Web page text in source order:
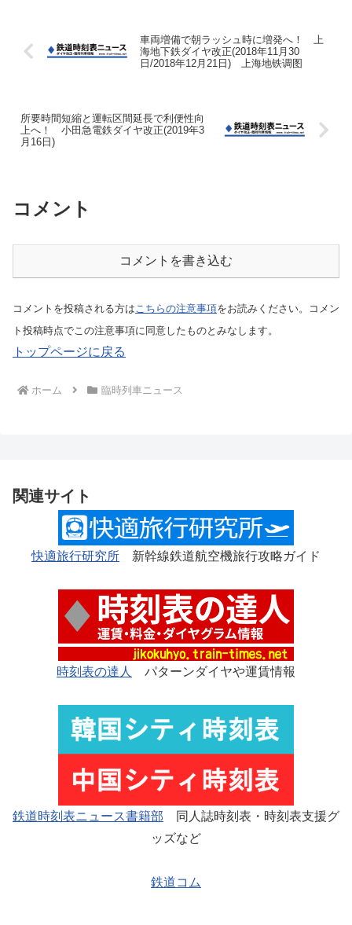
車両増備で朝ラッシュ時に増発へ！ 上
海地下鉄ダイヤ改正(2018年11月30
日/2018年12月21日) 上海地铁调图
所要時間短縮と運転区間延長で利便性向
上へ！ 小田急電鉄ダイヤ改正(2019年3
月16日)
コメント
コメントを書き込む
コメントを投稿される方はこちらの注意事項をお読みください。コメン
ト投稿時点でこの注意事項に同意したものとみなします。
トップページに戻る
ホーム 臨時列車ニュース
関連サイト
快適旅行研究所 新幹線鉄道航空機旅行攻略ガイド
時刻表の達人 パターンダイヤや運賃情報
鉄道時刻表ニュース書籍部 同人誌時刻表・時刻表支援グ
ッズなど
鉄道コム